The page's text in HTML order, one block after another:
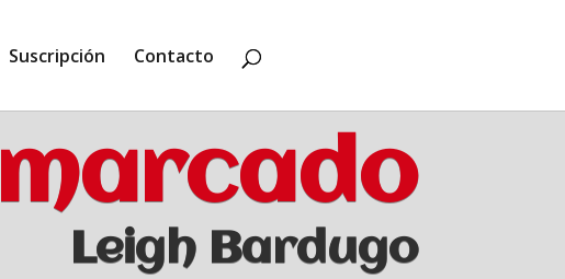
Suscripción Contacto
Leigh Bardugo